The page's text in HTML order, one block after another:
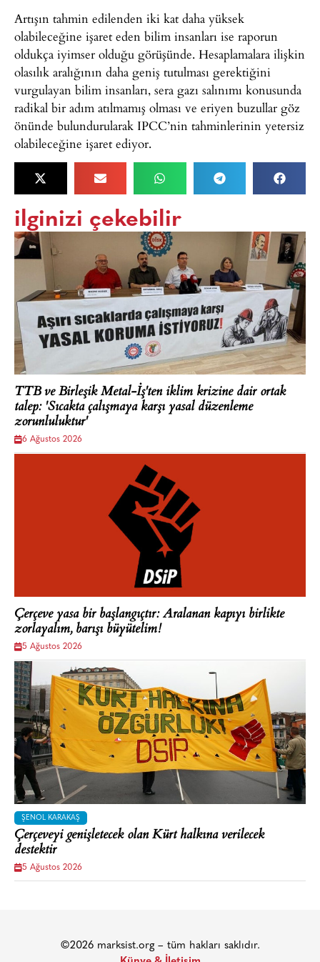
Artışın tahmin edilenden iki kat daha yüksek
olabileceğine işaret eden bilim insanları ise raporun
oldukça iyimser olduğu görüşünde. Hesaplamalara ilişkin
olasılık aralığının daha geniş tutulması gerektiğini
vurgulayan bilim insanları, sera gazı salınımı konusunda
radikal bir adım atılmamış olması ve eriyen buzullar göz
önünde bulundurularak IPCC’nin tahminlerinin yetersiz
olabileceğine işaret ediyor.
ilginizi çekebilir
TTB ve Birleşik Metal-İş'ten iklim krizine dair ortak
talep: 'Sıcakta çalışmaya karşı yasal düzenleme
zorunluluktur'
6 Ağustos 2026
Çerçeve yasa bir başlangıçtır: Aralanan kapıyı birlikte
zorlayalım, barışı büyütelim!
5 Ağustos 2026
ŞENOL KARAKAŞ
Çerçeveyi genişletecek olan Kürt halkına verilecek
destektir
5 Ağustos 2026
©2026 marksist.org – tüm hakları saklıdır.